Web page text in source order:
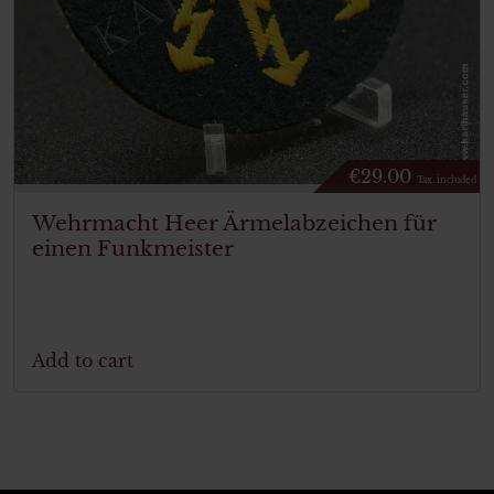
€29.00 Tax. included
Wehrmacht Heer Ärmelabzeichen für
einen Funkmeister
Add to cart